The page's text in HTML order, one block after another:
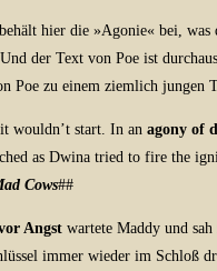
hier die »Agonie« bei, was
der Text von Poe ist
Poe zu einem ziemlich jungen
wouldn’t start. In an agony of
as Dwina tried to fire the
Cows##
Angst wartete Maddy und
immer wieder im Schloß